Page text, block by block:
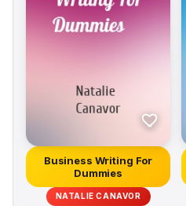
Business Writing For
Dummies
NATALIE CANAVOR